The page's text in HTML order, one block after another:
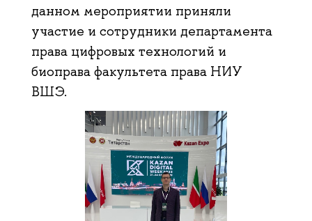
данном мероприятии приняли
участие и сотрудники департамента
права цифровых технологий и
биоправа факультета права НИУ
ВШЭ.